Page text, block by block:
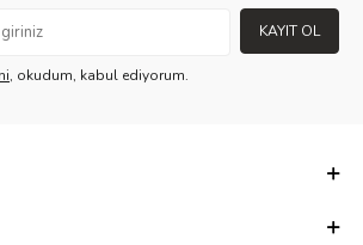
KAYIT OL
, okudum, kabul ediyorum.